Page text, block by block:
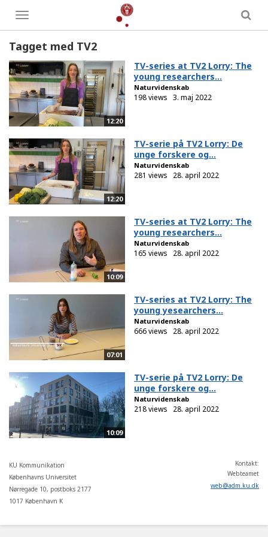
Toggle
menu
Tagget med TV2
12:20
TV-series at TV2 Lorry: The
young researchers...
Naturvidenskab
198 views 3. maj 2022
12:20
TV-serie på TV2 Lorry: De
unge forskere og...
Naturvidenskab
281 views 28. april 2022
10:09
TV-series at TV2 Lorry: The
young researchers...
Naturvidenskab
165 views 28. april 2022
07:01
TV-series at TV2 Lorry: The
young yesearchers...
Naturvidenskab
666 views 28. april 2022
10:09
TV-serie på TV2 Lorry: De
unge forskere og...
Naturvidenskab
218 views 28. april 2022
KU Kommunikation
Københavns Universitet
Nørregade 10, postboks 2177
1017 København K
Kontakt:
Webteamet
web@adm ku dk